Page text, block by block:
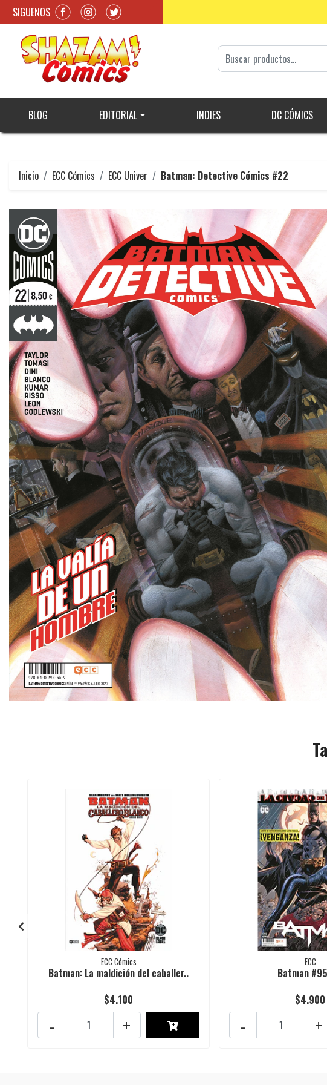
SIGUENOS
BLOG EDITORIAL INDIES DC CÓMICS
Inicio ECC Cómics ECC Univer Batman: Detective Cómics #22
ECC Cómics
Batman: La maldición del caballer..
$4.100
+
-
ECC
Batman
$4.900
+
-